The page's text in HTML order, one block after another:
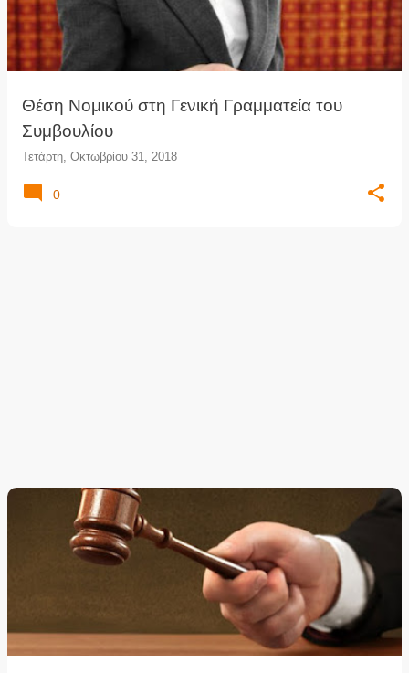
τ
ή
σ
Θέση Νομικού στη Γενική Γραμματεία του
Συμβουλίου
Τετάρτη, Οκτωβρίου 31, 2018
0